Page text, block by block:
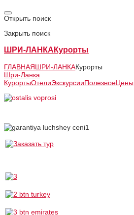
Открыть поиск
Закрыть поиск
ШРИ-ЛАНКА Курорты
ГЛАВНАЯШРИ-ЛАНКАКурорты
Шри-Ланка
КурортыОтелиЭкскурсииПолезноеЦены